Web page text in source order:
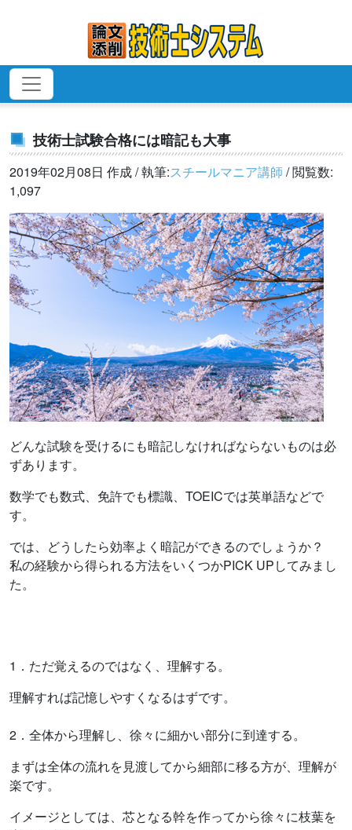
技術士試験合格には暗記も大事
2019年02月08日 作成 / 執筆:スチールマニア講師 / 閲覧数:
1,097
どんな試験を受けるにも暗記しなければならないものは必
ずあります。
数学でも数式、免許でも標識、TOEICでは英単語などで
す。
では、どうしたら効率よく暗記ができるのでしょうか？
私の経験から得られる方法をいくつかPICK UPしてみまし
た。
1．ただ覚えるのではなく、理解する。
理解すれば記憶しやすくなるはずです。
2．全体から理解し、徐々に細かい部分に到達する。
まずは全体の流れを見渡してから細部に移る方が、理解が
楽です。
イメージとしては、芯となる幹を作ってから徐々に枝葉を